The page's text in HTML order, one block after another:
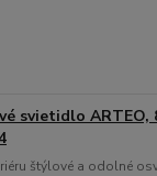
svietidlo ARTEO,
štýlové a odolné